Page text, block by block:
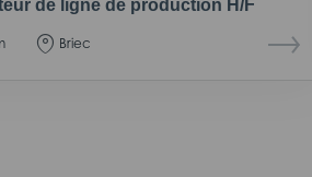
de ligne de production H/F
Briec